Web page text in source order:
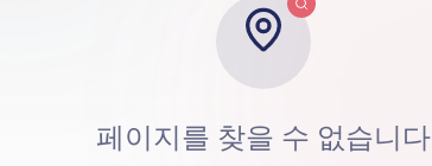
페이지를 찾을 수 없습니다